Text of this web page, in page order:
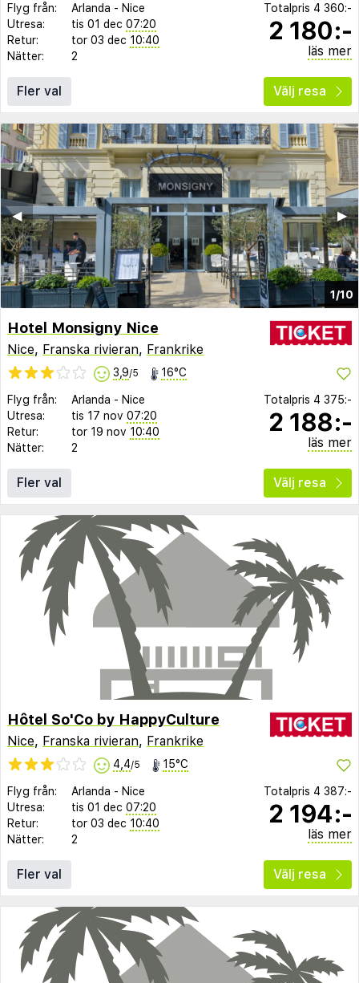
Flyg från: Arlanda - Nice
Utresa:
tis 01 dec 07:20
Retur:
tor 03 dec 10:40
Nätter:
2
Totalpris 4 360:-
2 180:-
läs mer
Fler val Välj resa
1/10
▶︎
◀︎
Hotel Monsigny Nice
Nice, Franska rivieran, Frankrike
3,9/5 16°C
Flyg från: Arlanda - Nice
Utresa:
tis 17 nov 07:20
Retur:
tor 19 nov 10:40
Nätter:
2
Totalpris 4 375:-
2 188:-
läs mer
Fler val Välj resa
Hôtel So'Co by HappyCulture
Nice, Franska rivieran, Frankrike
4,4/5 15°C
Flyg från: Arlanda - Nice
Utresa:
tis 01 dec 07:20
Retur:
tor 03 dec 10:40
Nätter:
2
Totalpris 4 387:-
2 194:-
läs mer
Fler val Välj resa